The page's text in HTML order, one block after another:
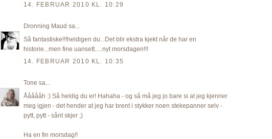
14. FEBRUAR 2010 KL. 10:29
Dronning Maud sa...
Så fantastiske!!!heldigen du...Det blir ekstra kjekt når de har en
historie...men fine uansett.....nyt morsdagen!!!
14. FEBRUAR 2010 KL. 10:35
Tone sa...
Åååååh :) Så heldig du er! Hahaha - og så må jeg jo bare si at jeg kjenner
meg igjen - det hender at jeg har brent i stykker noen stekepanner selv -
pytt, pytt - sånt skjer ;)
Ha en fin morsdag!!